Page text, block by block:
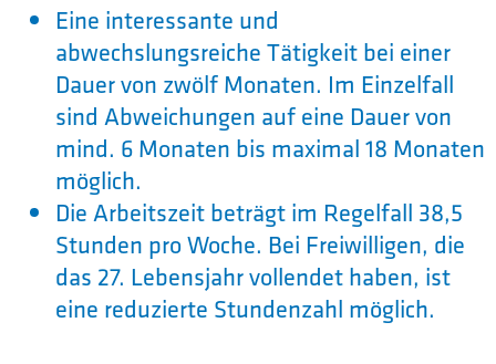
Eine interessante und
abwechslungsreiche Tätigkeit bei einer
Dauer von zwölf Monaten. Im Einzelfall
sind Abweichungen auf eine Dauer von
mind. 6 Monaten bis maximal 18 Monaten
möglich.
Die Arbeitszeit beträgt im Regelfall 38,5
Stunden pro Woche. Bei Freiwilligen, die
das 27. Lebensjahr vollendet haben, ist
eine reduzierte Stundenzahl möglich.